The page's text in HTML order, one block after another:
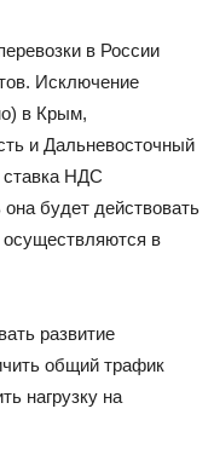
в России
Исключение
в Крым,
и Дальневосточный
ставка НДС
будет действовать
в
развитие
общий трафик
нагрузку на